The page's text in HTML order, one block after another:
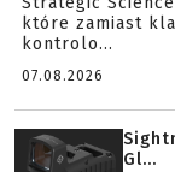
które zamiast
kontrolo...
07.08.2026
Gl...